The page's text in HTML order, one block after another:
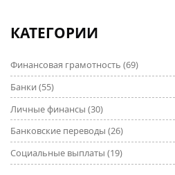
КАТЕГОРИИ
Финансовая грамотность (69)
Банки (55)
Личные финансы (30)
Банковские переводы (26)
Социальные выплаты (19)